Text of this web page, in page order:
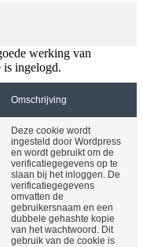
werking van
is ingelogd.
Omschrijving
Deze cookie wordt
ingesteld door Wordpress
en wordt gebruikt om de
verificatiegegevens op te
slaan bij het inloggen. De
verificatiegegevens
omvatten de
gebruikersnaam en een
dubbele gehashte kopie
van het wachtwoord. Dit
gebruik van de cookie is